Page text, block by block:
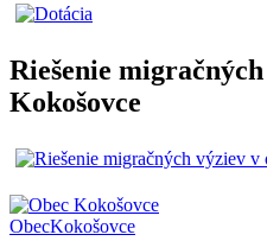
Riešenie
Kokošovce
ObecKokošovce